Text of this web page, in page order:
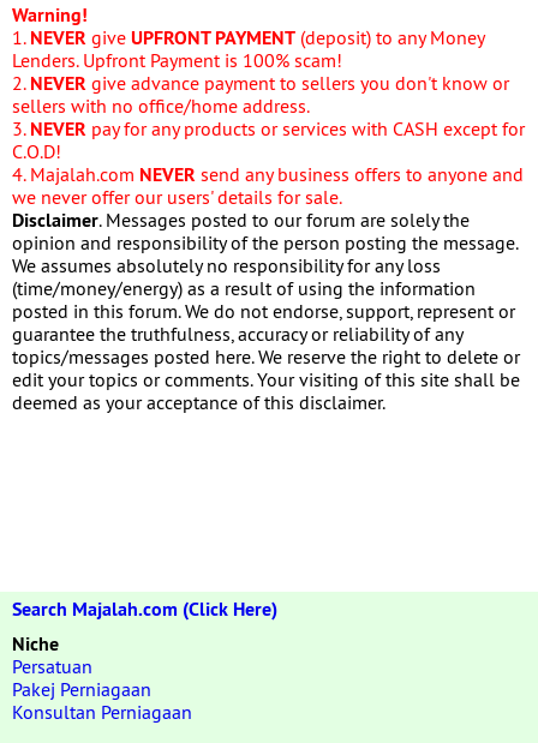
Warning!
1. NEVER give UPFRONT PAYMENT (deposit) to any Money
Lenders. Upfront Payment is 100% scam!
2. NEVER give advance payment to sellers you don't know or
sellers with no office/home address.
3. NEVER pay for any products or services with CASH except for
C.O.D!
4. Majalah.com NEVER send any business offers to anyone and
we never offer our users' details for sale.
Disclaimer. Messages posted to our forum are solely the
opinion and responsibility of the person posting the message.
We assumes absolutely no responsibility for any loss
(time/money/energy) as a result of using the information
posted in this forum. We do not endorse, support, represent or
guarantee the truthfulness, accuracy or reliability of any
topics/messages posted here. We reserve the right to delete or
edit your topics or comments. Your visiting of this site shall be
deemed as your acceptance of this disclaimer.
Search Majalah.com (Click Here)
Niche
Persatuan
Pakej Perniagaan
Konsultan Perniagaan